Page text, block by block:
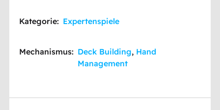
Kategorie: Expertenspiele
Mechanismus: Deck Building, Hand
Management